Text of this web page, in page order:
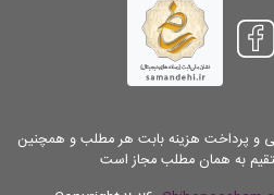
و پرداخت هزینه بابت هر مطلب و همچنین
به همان مطلب مجاز است